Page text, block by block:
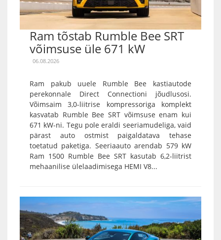
Ram tõstab Rumble Bee SRT
võimsuse üle 671 kW
06.08.2026
Ram pakub uuele Rumble Bee kastiautode
perekonnale Direct Connectioni jõudlusosi.
Võimsaim 3,0-liitrise kompressoriga komplekt
kasvatab Rumble Bee SRT võimsuse enam kui
671 kW-ni. Tegu pole eraldi seeriamudeliga, vaid
pärast auto ostmist paigaldatava tehase
toetatud paketiga. Seeriaauto arendab 579 kW
Ram 1500 Rumble Bee SRT kasutab 6,2-liitrist
mehaanilise ülelaadimisega HEMI V8...